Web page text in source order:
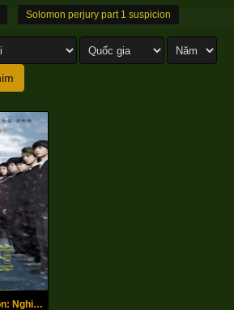
Solomon perjury part 1 suspicion
Ngụy Chứng Của Solomon: Nghi Ngờ